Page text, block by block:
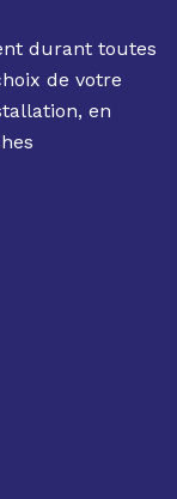
durant toutes
de votre
en